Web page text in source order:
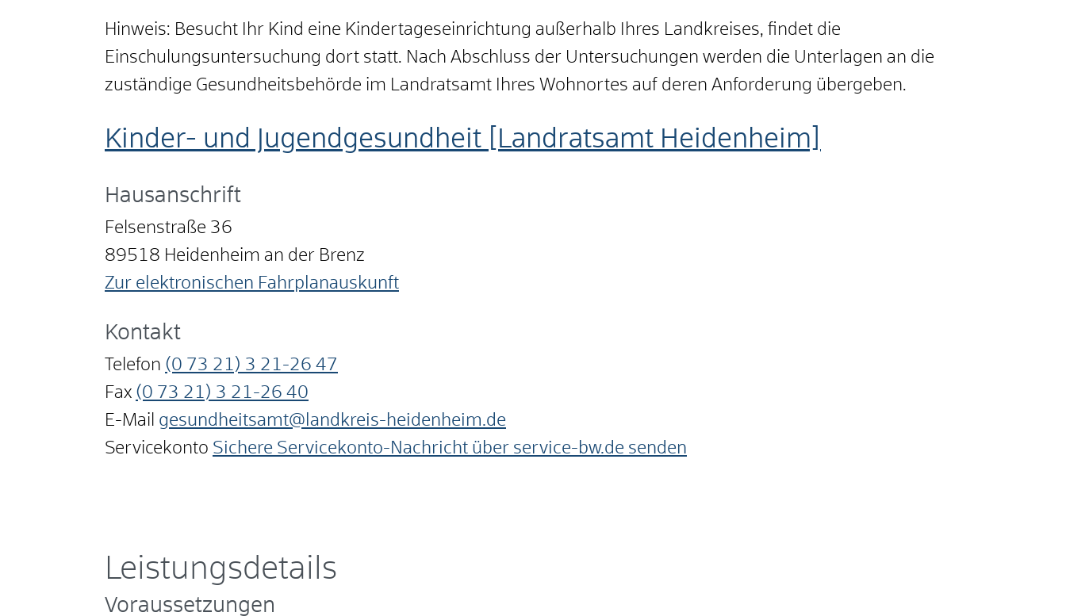
Hinweis: Besucht Ihr Kind eine Kindertageseinrichtung außerhalb Ihres Landkreises, findet die
Einschulungsuntersuchung dort statt. Nach Abschluss der Untersuchungen werden die Unterlagen an die
zuständige Gesundheitsbehörde im Landratsamt Ihres Wohnortes auf deren Anforderung übergeben.
Kinder- und Jugendgesundheit [Landratsamt Heidenheim]
Hausanschrift
Felsenstraße 36
89518 Heidenheim an der Brenz
Zur elektronischen Fahrplanauskunft
Kontakt
Telefon (0 73 21) 3 21-26 47
Fax (0 73 21) 3 21-26 40
E-Mail gesundheitsamt@landkreis-heidenheim.de
Servicekonto Sichere Servicekonto-Nachricht über service-bw.de senden
Leistungsdetails
Voraussetzungen